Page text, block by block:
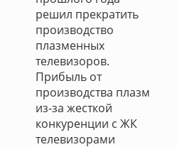
решил прекратить
производство
плазменных
телевизоров.
Прибыль от
производства плазм
из-за жесткой
конкуренции с ЖК
телевизорами